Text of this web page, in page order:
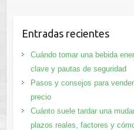
Entradas recientes
Cuándo tomar una bebida
clave y pautas de seguridad
Pasos y consejos para
precio
Cuánto suele tardar una
plazos reales, factores y